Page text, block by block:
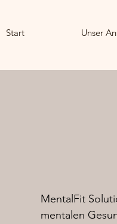
Start Unser
MentalFit
mentalen